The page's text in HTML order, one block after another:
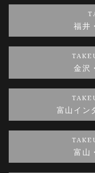
婚約ネックレス
金・プラチナのお取引
ブランドリスト
金澤指輪工房｜手作りペア
金澤指輪工房｜手作り結婚
金澤指輪工房｜手作り婚約
お客様の声
プライバシーポリシー
福井
金沢
富山イン
富山